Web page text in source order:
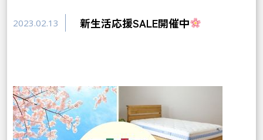
2023.02.13 新生活応援SALE開催中